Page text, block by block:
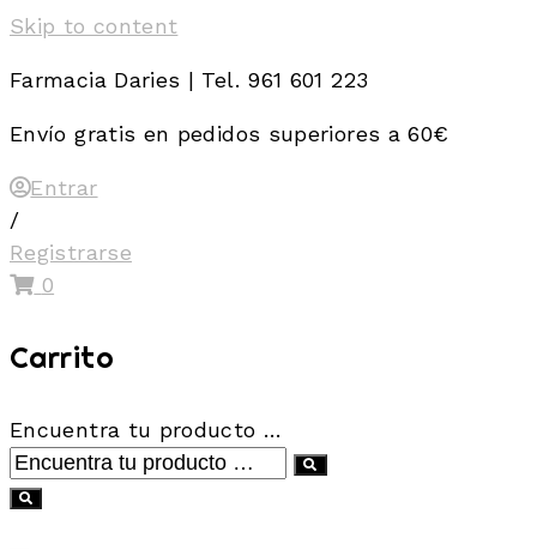
Skip to content
Farmacia Daries | Tel. 961 601 223
Envío gratis en pedidos superiores a 60€
Entrar
/
Registrarse
0
Carrito
Encuentra tu producto …